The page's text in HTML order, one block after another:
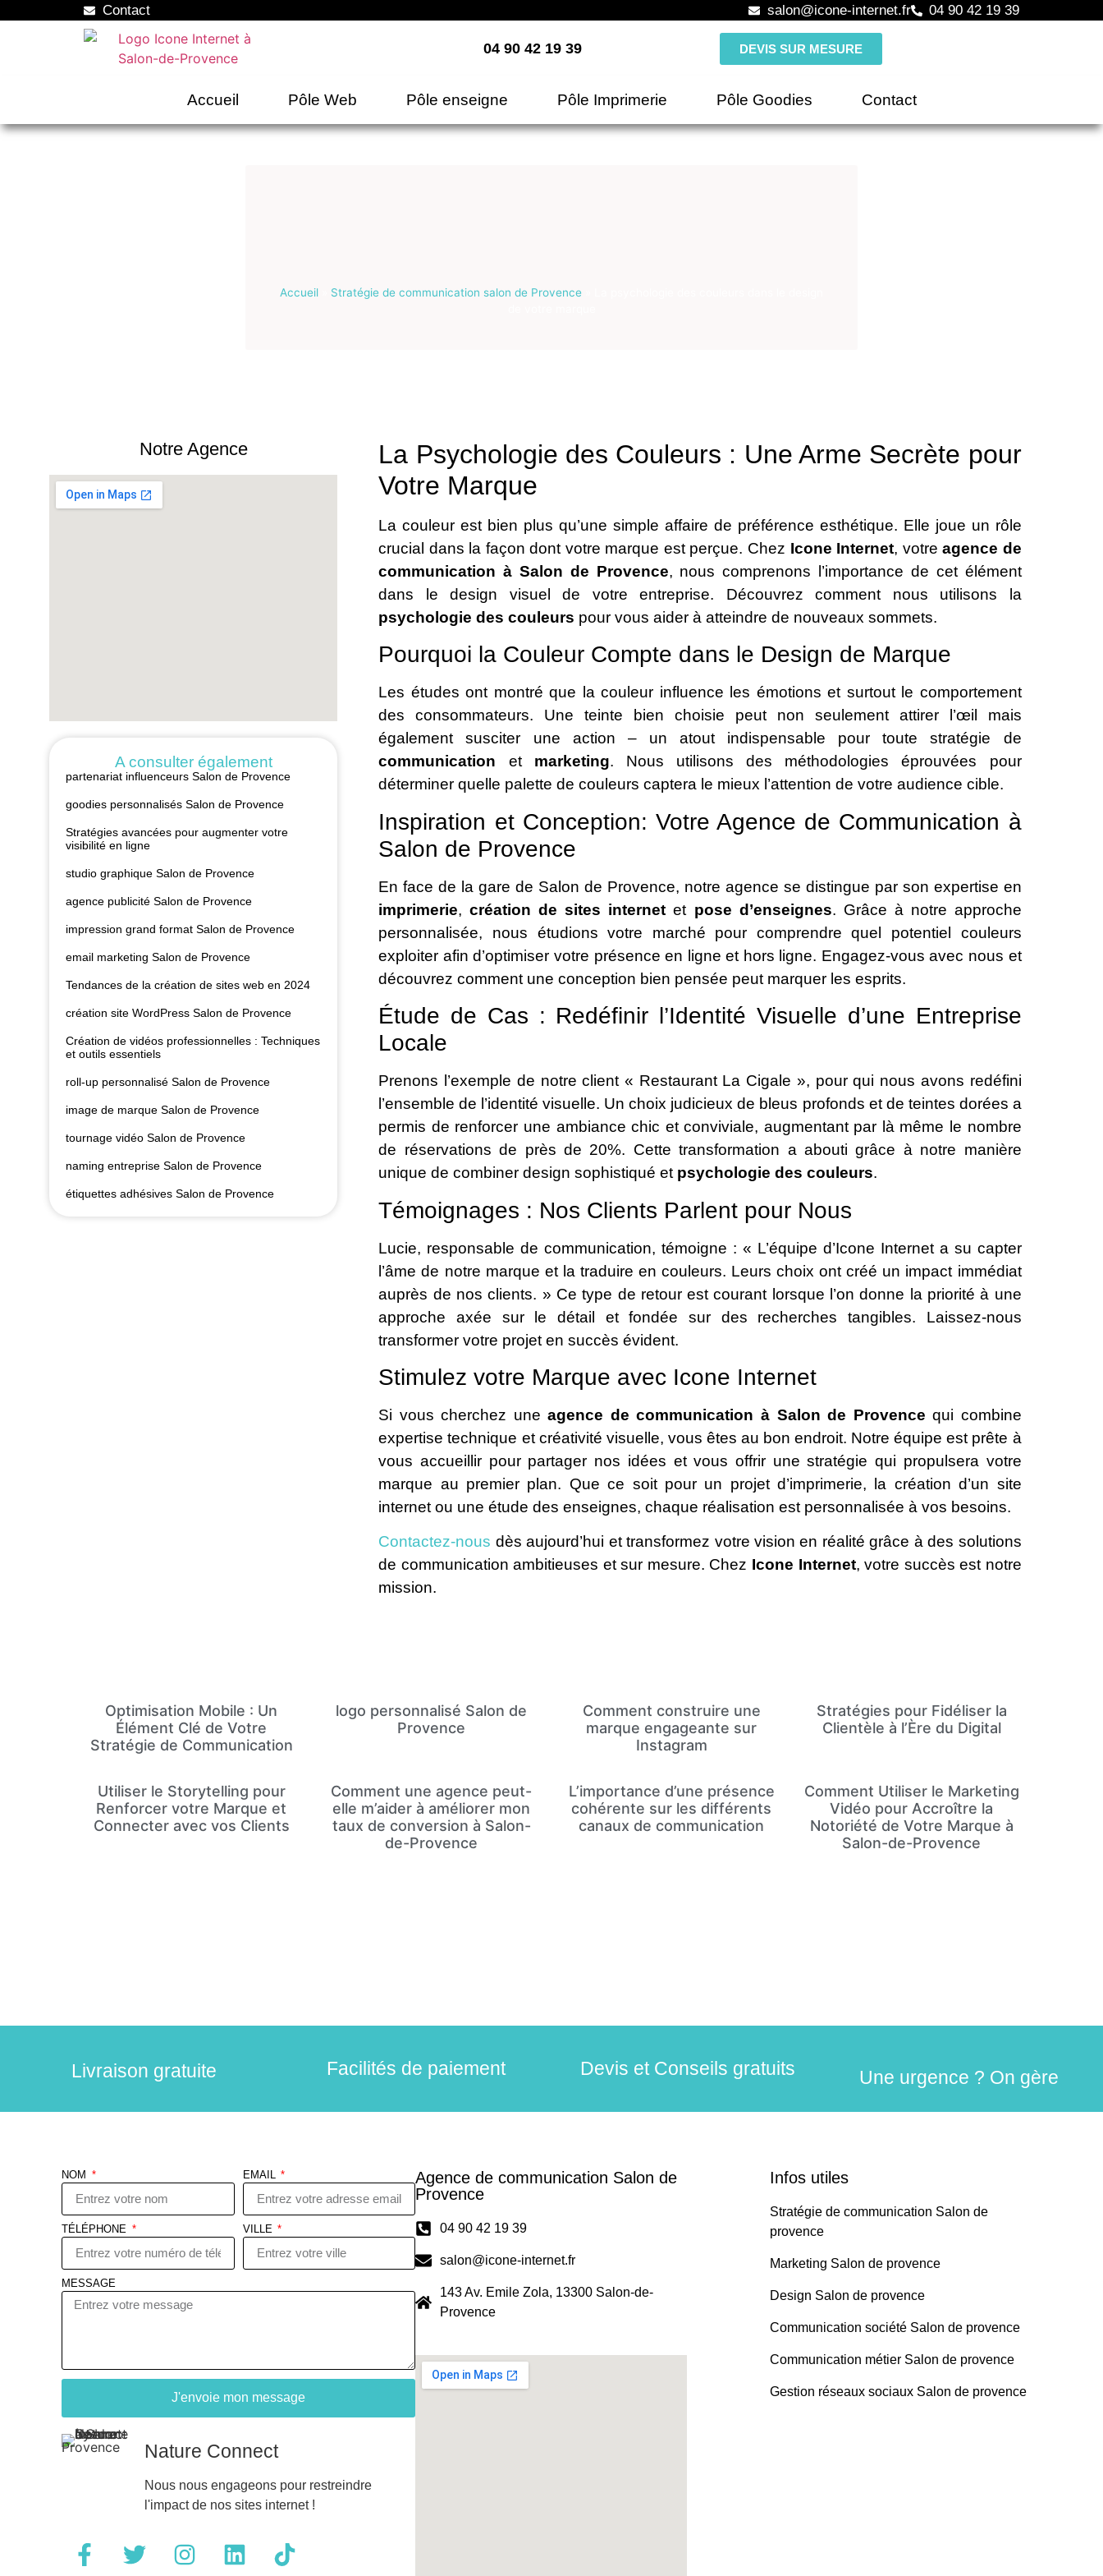
Contact salon@icone-internet.fr 04 90 42 19 39
04 90 42 19 39 DEVIS SUR MESURE
Accueil Pôle Web Pôle enseigne Pôle Imprimerie Pôle Goodies Contact
Accueil Stratégie de communication salon de Provence
Notre Agence
A consulter également
partenariat influenceurs Salon de Provence
goodies personnalisés Salon de Provence
Stratégies avancées pour augmenter votre
visibilité en ligne
studio graphique Salon de Provence
agence publicité Salon de Provence
impression grand format Salon de Provence
email marketing Salon de Provence
Tendances de la création de sites web en 2024
création site WordPress Salon de Provence
Création de vidéos professionnelles : Techniques
et outils essentiels
roll-up personnalisé Salon de Provence
image de marque Salon de Provence
tournage vidéo Salon de Provence
naming entreprise Salon de Provence
étiquettes adhésives Salon de Provence
La Psychologie des Couleurs : Une Arme Secrète pour
Votre Marque
La couleur est bien plus qu’une simple affaire de préférence esthétique. Elle joue un rôle
crucial dans la façon dont votre marque est perçue. Chez Icone Internet, votreagence de
communication à Salon de Provence, nous comprenons l’importance de cet élément
dans le design visuel de votre entreprise. Découvrez comment nous utilisons la
psychologie des couleurs pour vous aider à atteindre de nouveaux sommets.
Pourquoi la Couleur Compte dans le Design de Marque
Les études ont montré que la couleur influence les émotions et surtout le comportement
des consommateurs. Une teinte bien choisie peut non seulement attirer l’œil mais
également susciter une action – un atout indispensable pour toute stratégie de
communication et marketing. Nous utilisons des méthodologies éprouvées pour
déterminer quelle palette de couleurs captera le mieux l’attention de votre audience cible.
Inspiration et Conception: Votre Agence de Communication à
Salon de Provence
En face de la gare de Salon de Provence, notre agence se distingue par son expertise en
imprimerie,création de sites internet et pose d’enseignes. Grâce à notre approche
personnalisée, nous étudions votre marché pour comprendre quel potentiel couleurs
exploiter afin d’optimiser votre présence en ligne et hors ligne. Engagez-vous avec nous et
découvrez comment une conception bien pensée peut marquer les esprits.
Étude de Cas : Redéfinir l’Identité Visuelle d’une Entreprise
Locale
Prenons l’exemple de notre client « Restaurant La Cigale », pour qui nous avons redéfini
l’ensemble de l’identité visuelle. Un choix judicieux de bleus profonds et de teintes dorées a
permis de renforcer une ambiance chic et conviviale, augmentant par là même le nombre
de réservations de près de 20%. Cette transformation a abouti grâce à notre manière
unique de combiner design sophistiqué et psychologie des couleurs.
Témoignages : Nos Clients Parlent pour Nous
Lucie, responsable de communication, témoigne : « L’équipe d’Icone Internet a su capter
l’âme de notre marque et la traduire en couleurs. Leurs choix ont créé un impact immédiat
auprès de nos clients. » Ce type de retour est courant lorsque l’on donne la priorité à une
approche axée sur le détail et fondée sur des recherches tangibles. Laissez-nous
transformer votre projet en succès évident.
Stimulez votre Marque avec Icone Internet
Si vous cherchez uneagence de communication à Salon de Provence qui combine
expertise technique et créativité visuelle, vous êtes au bon endroit. Notre équipe est prête à
vous accueillir pour partager nos idées et vous offrir une stratégie qui propulsera votre
marque au premier plan. Que ce soit pour un projet d’imprimerie, la création d’un site
internet ou une étude des enseignes, chaque réalisation est personnalisée à vos besoins.
Contactez-nous dès aujourd’hui et transformez votre vision en réalité grâce à des solutions
de communication ambitieuses et sur mesure. Chez Icone Internet, votre succès est notre
mission.
Optimisation Mobile : Un
Élément Clé de Votre
Stratégie de Communication
logo personnalisé Salon de
Provence
Comment construire une
marque engageante sur
Instagram
Stratégies pour Fidéliser la
Clientèle à l’Ère du Digital
Utiliser le Storytelling pour
Renforcer votre Marque et
Connecter avec vos Clients
Comment une agence peut-
elle m’aider à améliorer mon
taux de conversion à Salon-
de-Provence
L’importance d’une présence
cohérente sur les différents
canaux de communication
Comment Utiliser le Marketing
Vidéo pour Accroître la
Notoriété de Votre Marque à
Salon-de-Provence
Livraison gratuite Facilités de paiement Devis et Conseils gratuits Une urgence ? On gère
NOM EMAIL
TÉLÉPHONE VILLE
MESSAGE
J'envoie mon message
Nature Connect
Nous nous engageons pour restreindre
l'impact de nos sites internet !
Agence de communication Salon de
Provence
04 90 42 19 39
salon@icone-internet.fr
143 Av. Emile Zola, 13300 Salon-de-
Provence
Infos utiles
Stratégie de communication Salon de
provence
Marketing Salon de provence
Design Salon de provence
Communication société Salon de provence
Communication métier Salon de provence
Gestion réseaux sociaux Salon de provence